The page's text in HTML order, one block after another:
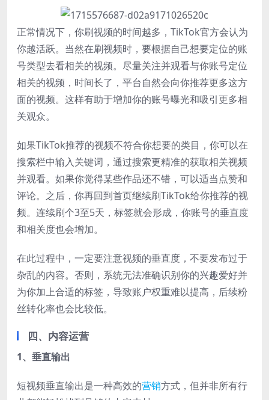
正常情况下，你刷视频的时间越多，TikTok官方会认为
你越活跃。当然在刷视频时，要根据自己想要定位的账
号类型去看相关的视频。尽量关注并观看与你账号定位
相关的视频，时间长了，平台自然会向你推荐更多这方
面的视频。这样有助于增加你的账号曝光和吸引更多相
关观众。
如果TikTok推荐的视频不符合你想要的类目，你可以在
搜索栏中输入关键词，通过搜索更精准的获取相关视频
并观看。如果你觉得某些作品还不错，可以适当点赞和
评论。之后，你再回到首页继续刷TikTok给你推荐的视
频。连续刷个3至5天，标签就会形成，你账号的垂直度
和相关度也会增加。
在此过程中，一定要注意视频的垂直度，不要发布过于
杂乱的内容。否则，系统无法准确识别你的兴趣爱好并
为你加上合适的标签，导致账户权重难以提高，后续粉
丝转化率也会比较低。
四、内容运营
1、垂直输出
短视频垂直输出是一种高效的营销方式，但并非所有行